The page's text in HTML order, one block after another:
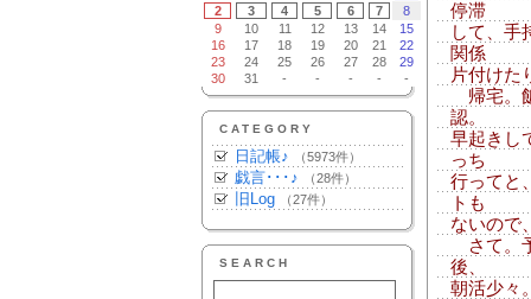
2
3 4 5 6 7
8
9
10 11 12 13 14
15
16
17 18 19 20 21
22
23
24 25 26 27 28
29
30
31 - - - - -
CATEGORY
日記帳♪ （5973件）
戯言･･･♪ （28件）
旧Log （27件）
SEARCH
停滞
して、手
関係
片付けた
帰宅。
認。
早起きし
っち
行ってと
トも
ないので
さて。
後、
朝活少々